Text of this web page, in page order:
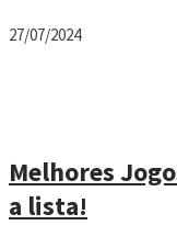
27/07/2024
Melhores
a lista!